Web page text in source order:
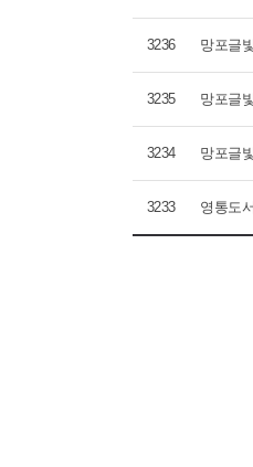
3236 망포글
3235 망포글
3234 망포글
3233 영통도